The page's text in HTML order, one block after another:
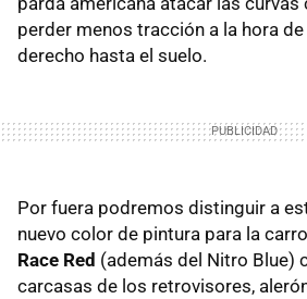
perder menos tracción a la hora
derecho hasta el suelo.
Por fuera podremos distinguir a
nuevo color de pintura para la
Race Red (además del Nitro Blue)
carcasas de los retrovisores,